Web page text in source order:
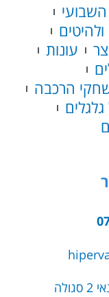
עונות
הרכבה